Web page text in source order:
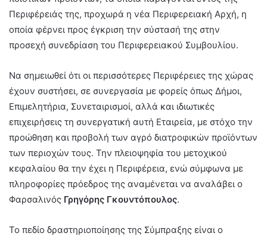
Περιφέρειάς της, προχωρά η νέα Περιφερειακή Αρχή, η
οποία φέρνει προς έγκριση την σύστασή της στην
προσεχή συνεδρίαση του Περιφερειακού Συμβουλίου.
Να σημειωθεί ότι οι περισσότερες Περιφέρειες της χώρας
έχουν συστήσει, σε συνεργασία με φορείς όπως Δήμοι,
Επιμελητήρια, Συνεταιρισμοί, αλλά και ιδιωτικές
επιχειρήσεις τη συνεργατική αυτή Εταιρεία, με στόχο την
προώθηση και προβολή των αγρό διατροφικών προϊόντων
των περιοχών τους. Την πλειοψηφία του μετοχικού
κεφαλαίου θα την έχει η Περιφέρεια, ενώ σύμφωνα με
πληροφορίες πρόεδρος της αναμένεται να αναλάβει ο
Φαρσαλινός Γρηγόρης Γκουντόπουλος.
Το πεδίο δραστηριοποίησης της Σύμπραξης είναι ο